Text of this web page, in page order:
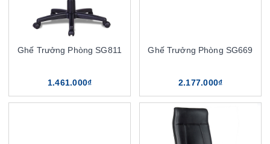
Ghế Trưởng Phòng SG811
1.461.000₫
Ghế Trưởng Phòng SG669
2.177.000₫